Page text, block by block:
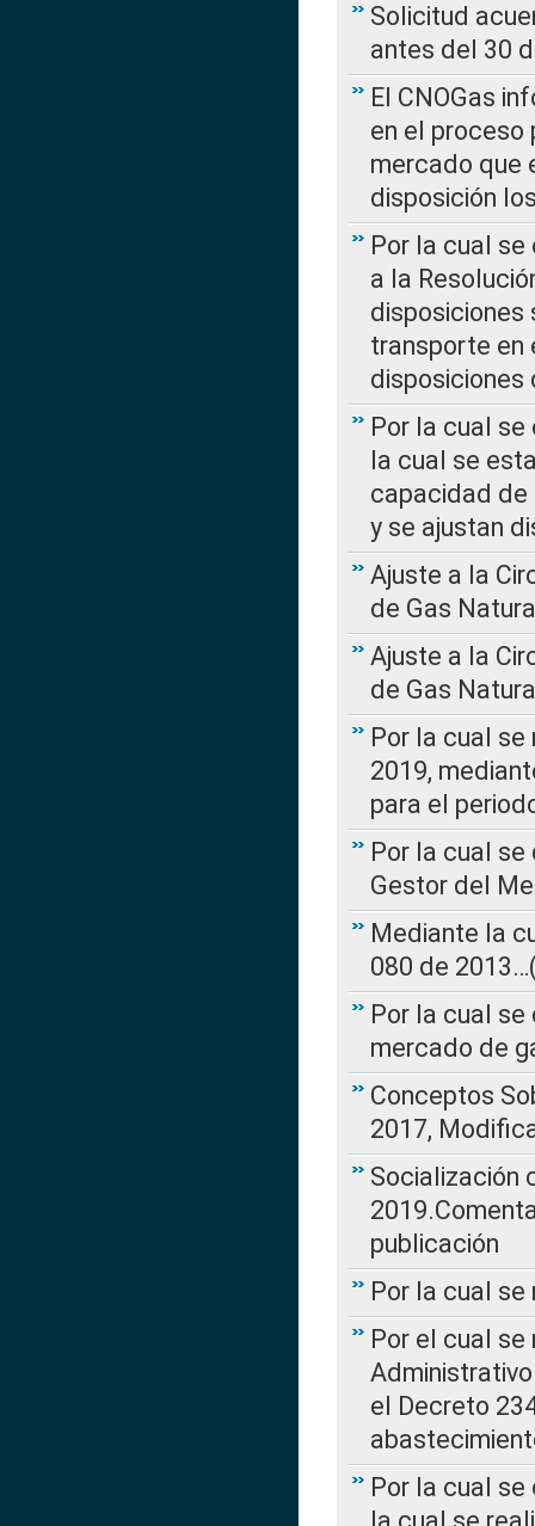
Solicitud
antes del 30
El CNOGas
en el
mercado que
disposición
Por la cual se
a la
disposiciones
transporte en
disposiciones
Por la cual se
la cual se
capacidad de
y se ajustan
Ajuste a la
de Gas
Ajuste a la
de Gas
Por la cual se
2019,
para el
Por la cual
Gestor del
Mediante la
080 de
Por la cual
mercado de
Conceptos
2017,
Socialización
publicación
Por la cual se
Por el cual
el Decreto
Por la cual se